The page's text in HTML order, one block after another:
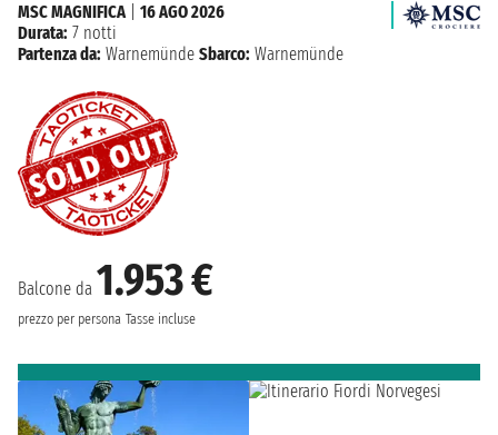
Balcone da 1.953 €
prezzo per persona Tasse incluse
MSC MAGNIFICA| 16 AGO 2026
Durata: 7 notti
Partenza da: Warnemünde Sbarco: Warnemünde